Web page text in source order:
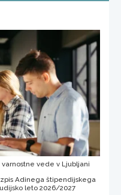
vede v Ljubljani
Adinega štipendijskega
leto 2026/2027